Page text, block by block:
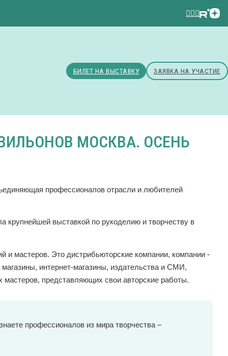
БИЛЕТ НА ВЫСТАВКУ ЗАЯВКА НА УЧАСТИЕ
МОСКВА. ОСЕНЬ
профессионалов отрасли и любителей
крупнейшей выставкой по рукоделию и творчеству в
и мастеров. Это дистрибьюторские компании, компании -
интернет-магазины, издательства и СМИ,
представляющих свои авторские работы.
профессионалов из мира творчества –